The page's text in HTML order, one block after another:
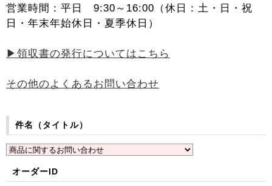
営業時間：平日 9:30～16:00（休日：土・日・祝
日・年末年始休日・夏季休日）
▶領収書の発行についてはこちら
その他のよくあるお問い合わせ
件名（タイトル）
オーダーID